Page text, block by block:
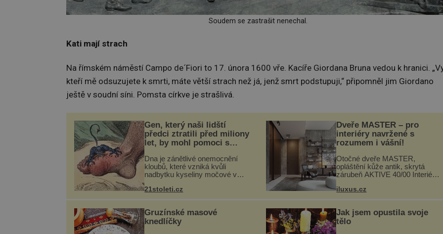
Soudem se zastrašit nenechal.
Kati mají strach
Na římském náměstí Campo de´Fiori to 17. února 1600 vře. Kacíře Giordana Bruna vedou k hranici.
kteří mě odsuzujete k smrti, máte větší strach než já, jenž smrt podstupuji,“ připomněl jim Giordano
ještě v soudní síni. Pomsta církve je strašlivá.
Gen, který naši lidští
předci ztratili před miliony
let, by mohl pomoci s
Dna je zánětlivé onemocnění
kloubů, které vzniká kvůli
nadbytku kyseliny močové v
ukládá v blízkosti kloubů,
nejčastěji přitom postihuje palce
21stoleti.cz
Dveře MASTER – pro
interiéry navržené s
rozumem i vášní!
Otočné dveře MASTER,
opláštění kůže antik, skrytá
zárubeň AKTIVE 40/00 Interiéry
vyžadují atypické rozměry nejen
nábytku, ale i otvorových prvků.
iluxus.cz
Gruzínské masové
knedlíčky
Jak jsem opustila svoje
tělo